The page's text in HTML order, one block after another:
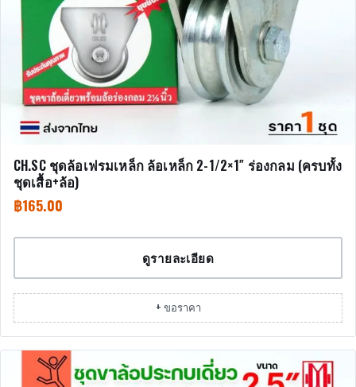
CH.SC ชุดล้อเฟรมเหล็ก ล้อเหล็ก 2-1/2×1″ ร่องกลม (ครบทั้ง
ชุดเสื้อ+ล้อ)
฿165.00
ดูรายละเอียด
+ ขอราคา